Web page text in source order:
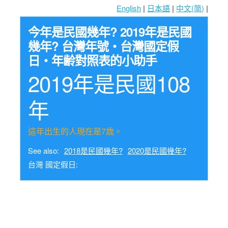
English | 日本語 | 中文(简) |
今年是民國幾年? 2019年是民國
幾年? 台灣年號・台灣國定假
日・年齢對照表的小助手
2019年是民國108
年
這年出生的人現在是7歳。
See also: 2018是民國幾年? 2020是民國幾年?
台灣 國定假日: